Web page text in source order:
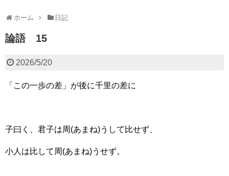
ホーム 日記
論語 15
2026/5/20
「この一歩の差」が後に千里の差に
子曰く、君子は周(あまね)うして比せず、
小人は比して周(あまね)うせず。